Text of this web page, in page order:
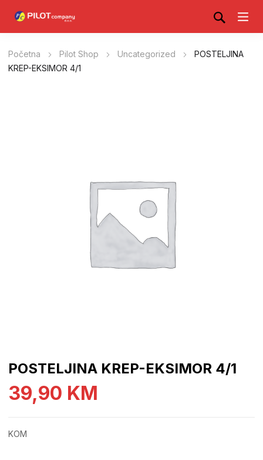
Početna Pilot Shop Uncategorized
POSTELJINA
KREP-EKSIMOR 4/1
POSTELJINA KREP-EKSIMOR 4/1
39,90 KM
KOM